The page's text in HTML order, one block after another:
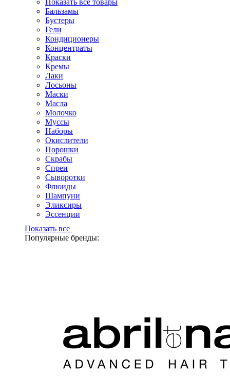
Показать все товары
Бальзамы
Бустеры
Гели
Кондиционеры
Концентраты
Краски
Кремы
Лаки
Лосьоны
Маски
Масла
Молочко
Муссы
Наборы
Окислители
Порошки
Скрабы
Спреи
Сыворотки
Флюиды
Шампуни
Эликсиры
Эссенции
Показать все
Популярные бренды: